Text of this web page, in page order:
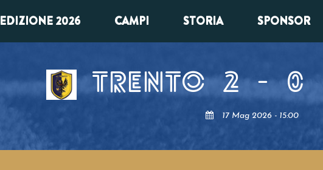
EDIZIONE 2026 CAMPI STORIA SPONSOR
TRENTO 2 - 0
17 Mag 2026 - 15:00